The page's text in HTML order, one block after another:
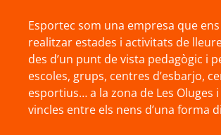
Esportec som una empresa que
realitzar estades i activitats de
des d’un punt de vista pedagògic i
escoles, grups, centres d’esbarjo,
esportius… a la zona de Les Oluges
vincles entre els nens d’una forma